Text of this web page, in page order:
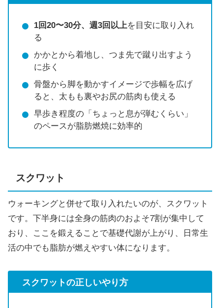
1回20〜30分、週3回以上を目安に取り入れ
る
かかとから着地し、つま先で蹴り出すよう
に歩く
骨盤から脚を動かすイメージで歩幅を広げ
ると、太もも裏やお尻の筋肉も使える
早歩き程度の「ちょっと息が弾むくらい」
のペースが脂肪燃焼に効率的
スクワット
ウォーキングと併せて取り入れたいのが、スクワット
です。下半身には全身の筋肉のおよそ7割が集中して
おり、ここを鍛えることで基礎代謝が上がり、日常生
活の中でも脂肪が燃えやすい体になります。
スクワットの正しいやり方